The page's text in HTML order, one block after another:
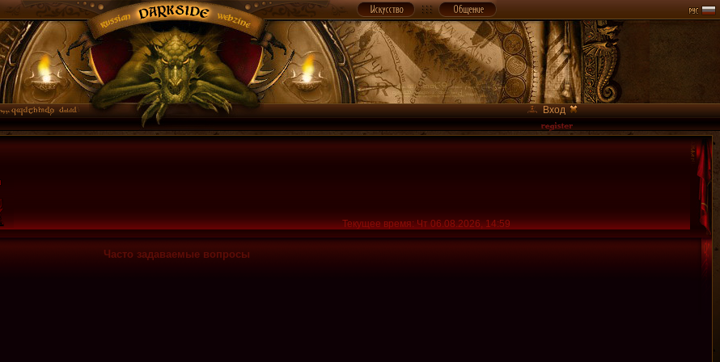
Вход
Текущее время: Чт 06.08.2026, 14:59
Часто задаваемые вопросы